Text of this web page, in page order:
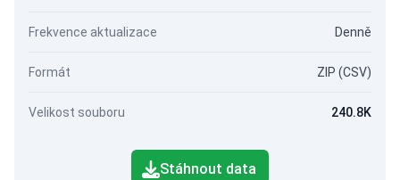
Frekvence aktualizace Denně
Formát ZIP (CSV)
Velikost souboru 240.8K
Stáhnout data